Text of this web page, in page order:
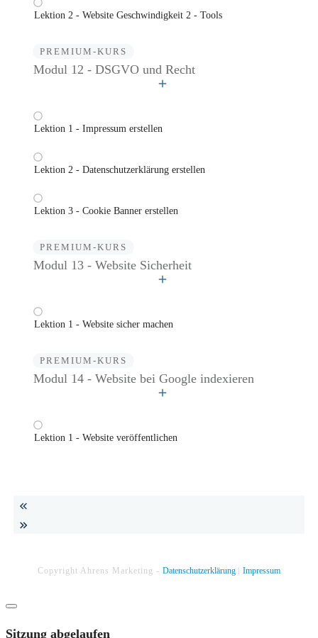
Lektion 2 - Website Geschwindigkeit 2 - Tools
PREMIUM-KURS
Modul 12 - DSGVO und Recht
Lektion 1 - Impressum erstellen
Lektion 2 - Datenschutzerklärung erstellen
Lektion 3 - Cookie Banner erstellen
PREMIUM-KURS
Modul 13 - Website Sicherheit
Lektion 1 - Website sicher machen
PREMIUM-KURS
Modul 14 - Website bei Google indexieren
Lektion 1 - Website veröffentlichen
Copyright Ahrens Marketing - Datenschutzerklärung Impressum
Dialog
Sitzung abgelaufen